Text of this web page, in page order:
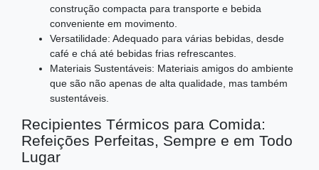
construção compacta para transporte e bebida
conveniente em movimento.
Versatilidade: Adequado para várias bebidas, desde
café e chá até bebidas frias refrescantes.
Materiais Sustentáveis: Materiais amigos do ambiente
que são não apenas de alta qualidade, mas também
sustentáveis.
Recipientes Térmicos para Comida:
Refeições Perfeitas, Sempre e em Todo
Lugar